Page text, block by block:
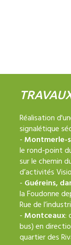
Réalisation
signalétique
-Montmerle-
le rond-point
sur le chemin
d’activités
- Guéreins,
la Foudonne
Rue de
-Montceaux:
bus) en
quartier des